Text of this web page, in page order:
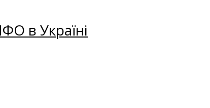
в Україні